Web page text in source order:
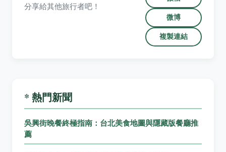
分享給其他旅行者吧！
微博
複製連結
* 熱門新聞
吳興街晚餐終極指南：台北美食地圖與隱藏版餐廳推
薦